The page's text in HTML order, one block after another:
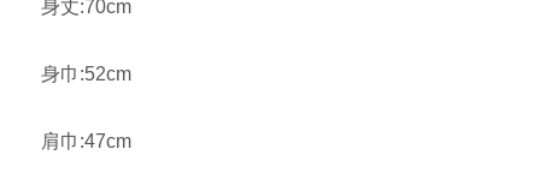
身丈:70cm
身巾:52cm
肩巾:47cm